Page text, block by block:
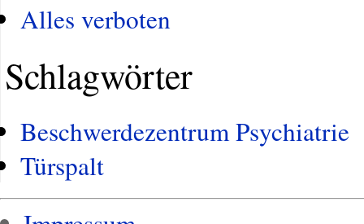
Alles verboten
Schlagwörter
Beschwerdezentrum Psychiatrie
Türspalt